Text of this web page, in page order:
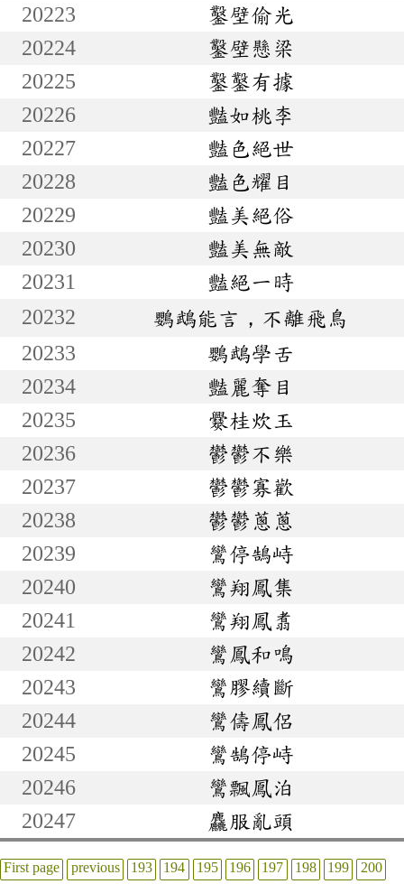
20223
鑿壁偷光
20224
鑿壁懸梁
20225
鑿鑿有據
20226
豔如桃李
20227
豔色絕世
20228
豔色耀目
20229
豔美絕俗
20230
豔美無敵
20231
豔絕一時
20232
鸚鵡能言，不離飛鳥
20233
鸚鵡學舌
20234
豔麗奪目
20235
爨桂炊玉
20236
鬱鬱不樂
20237
鬱鬱寡歡
20238
鬱鬱蔥蔥
20239
鸞停鵠峙
20240
鸞翔鳳集
20241
鸞翔鳳翥
20242
鸞鳳和鳴
20243
鸞膠續斷
20244
鸞儔鳳侶
20245
鸞鵠停峙
20246
鸞飄鳳泊
20247
麤服亂頭
First page previous 193 194 195 196 197 198 199 200